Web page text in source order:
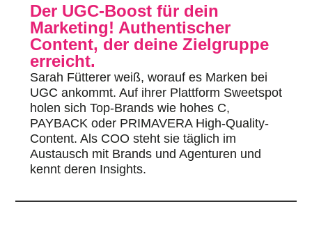
Der UGC-Boost für dein
Marketing! Authentischer
Content, der deine Zielgruppe
erreicht.
Sarah Fütterer weiß, worauf es Marken bei
UGC ankommt. Auf ihrer Plattform Sweetspot
holen sich Top-Brands wie hohes C,
PAYBACK oder PRIMAVERA High-Quality-
Content. Als COO steht sie täglich im
Austausch mit Brands und Agenturen und
kennt deren Insights.